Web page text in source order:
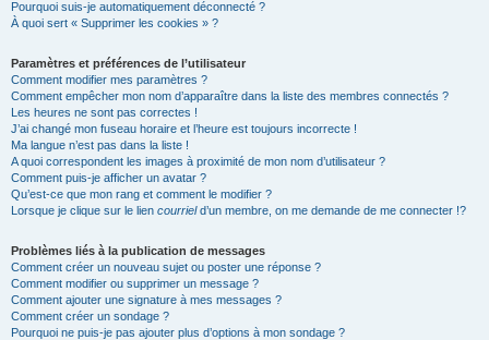
Pourquoi suis-je automatiquement déconnecté ?
À quoi sert « Supprimer les cookies » ?
Paramètres et préférences de l’utilisateur
Comment modifier mes paramètres ?
Comment empêcher mon nom d’apparaître dans la liste des membres connectés ?
Les heures ne sont pas correctes !
J’ai changé mon fuseau horaire et l’heure est toujours incorrecte !
Ma langue n’est pas dans la liste !
A quoi correspondent les images à proximité de mon nom d’utilisateur ?
Comment puis-je afficher un avatar ?
Qu’est-ce que mon rang et comment le modifier ?
Lorsque je clique sur le lien courrield’un membre, on me demande de me connecter !?
Problèmes liés à la publication de messages
Comment créer un nouveau sujet ou poster une réponse ?
Comment modifier ou supprimer un message ?
Comment ajouter une signature à mes messages ?
Comment créer un sondage ?
Pourquoi ne puis-je pas ajouter plus d’options à mon sondage ?